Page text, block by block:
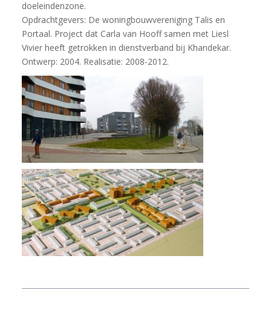
doeleindenzone.
Opdrachtgevers: De woningbouwvereniging Talis en
Portaal. Project dat Carla van Hooff samen met Liesl
Vivier heeft getrokken in dienstverband bij Khandekar.
Ontwerp: 2004. Realisatie: 2008-2012.